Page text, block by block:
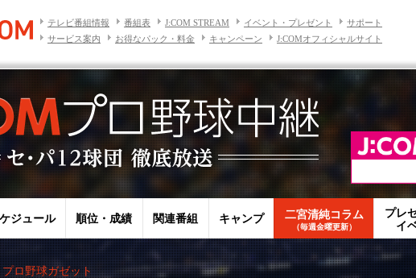
テレビ番組情報 番組表 J:COM STREAM イベント・プレゼント
サポート
サービス案内
お得なパック・料金 キャンペーン J:COMオフィシャルサイト
ジュール 順位・成績 関連番組 キャンプ 二宮清純コラム
（毎週金曜更新）
プレ
イ
ロ野球ガゼット